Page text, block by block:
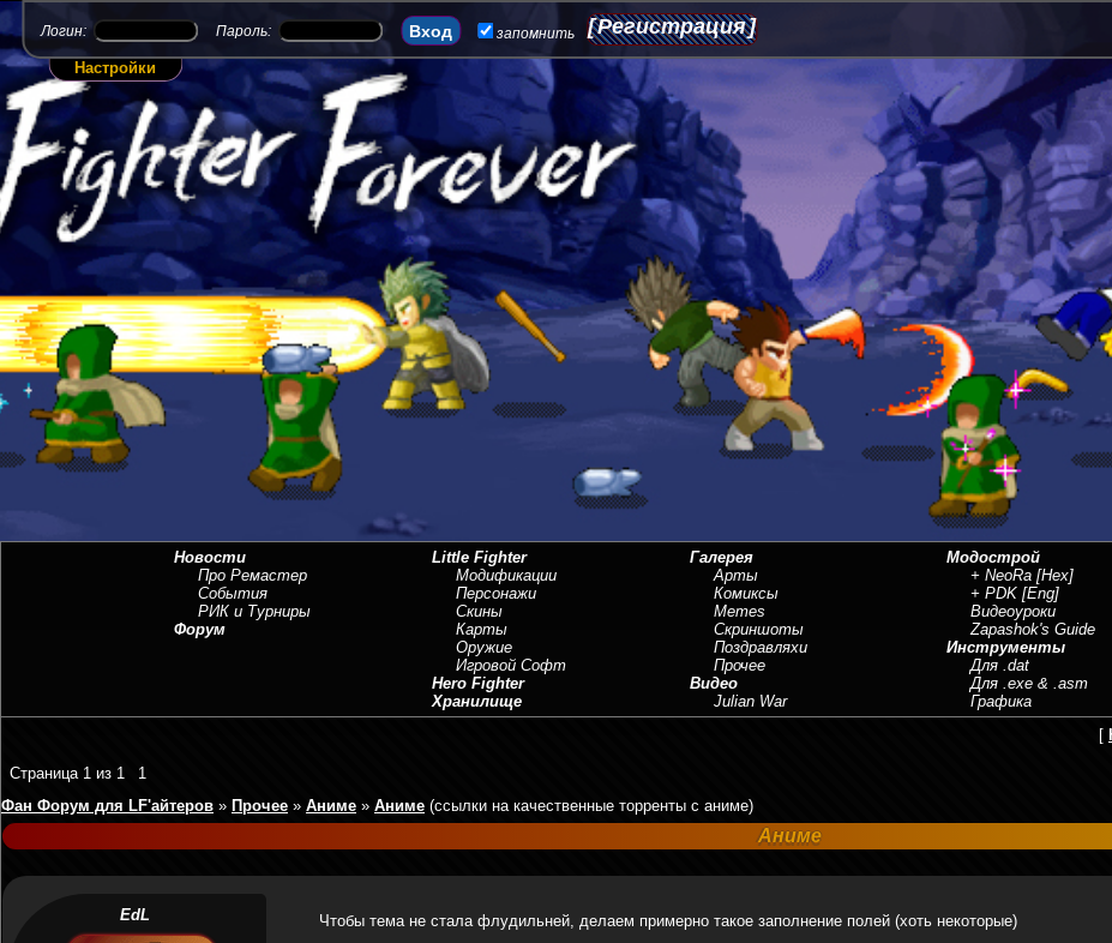
Логин: Пароль: запомнить Регистрация
Настройки
Новости
Про Ремастер
События
РИК и Турниры
Форум
Little Fighter
Модификации
Персонажи
Скины
Карты
Оружие
Игровой Софт
Hero Fighter
Хранилище
Галерея
Арты
Комиксы
Memes
Скриншоты
Поздравляхи
Прочее
Видео
Julian War
Модострой
+ NeoRa [Hex]
+ PDK [Eng]
Видеоуроки
Zapashok's Guide
Инструменты
Для .dat
Для .exe & .asm
Графика
[
Страница 1 из 1
1
Фан Форум для LF'айтеров » Прочее » Аниме » Аниме (ссылки на качественные торренты с аниме)
Аниме
EdL
Чтобы тема не стала флудильней, делаем примерно такое заполнение полей (хоть некоторые)